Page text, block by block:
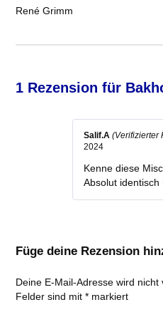
René Grimm
1 Rezension für
Salif.A(Verifizierter
2024
Kenne diese
Absolut identisch
Füge deine Rezension
Deine E-Mail-Adresse wird nicht
Felder sind mit* markiert